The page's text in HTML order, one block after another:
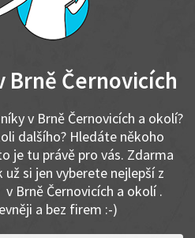
Černovicích
v Brně Černovicích a okolí?
dalšího? Hledáte někoho
je tu právě pro vás. Zdarma
si jen vyberete nejlepší z
Brně Černovicích a okolí .
a bez firem :-)